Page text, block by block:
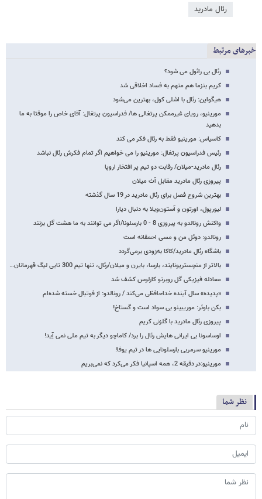
رئال مادرید
خبرهای مرتبط
رئال بی رائول می شود؟
کریم بنزما هم متهم به فساد اخلاقی شد
هیگواین: رئال با اشلی کول، بهترین می‌شود
مورینیو، رویای غیرممکن پرتغالی ها/ فدراسیون پرتغال: آقای خاص را موقتا به ما
بدهید
کاسیاس: مورینیو فقط به رئال فکر می کند
رئیس فدراسیون پرتغال: مورینیو را می خواهیم اگر تمام فکرش رئال نباشد
رئال مادرید-میلان/ رقابت دو تیم پر افتخار اروپا
پیروزی رئال مادرید مقابل آث میلان
بهترین شروع فصل برای رئال مادرید در 19 سال گذشته
لیورپول، اورتون و آستون‌ویلا به دنبال دیارا
واکنش رونالدو به پیروزی 8 - 0 بارسلونا/اگر می توانند به ما هشت گل بزنند
رونالدو: دوئل من و مسی احمقانه است
باشگاه رئال مادرید/کاکا به‌زودی برمی‌گردد
بالاتر از منچستریونایتد، بارسا، بایرن و میلان/رئال،‌ تنها تیم 300 تایی لیگ قهرمانان…
معادله فیزیکی گل روبرتو کارلوس کشف شد
«پدیده» سال آینده خداحافظی می‌کند / رونالدو: از فوتبال خسته شده‌ام
بکن باوئر: موریبینو بی سواد است و گستاخ!
پیروزی رئال مادرید با گلزنی کریم
اوساسونا بی ایرانی هایش رئال را برد/ کاماچو دیگر به تیم ملی نمی آِید!
مورینیو سرمربی بارسلونایی ها در تیم یوفا!
مورینیو:در دقیقه 2، همه اسپانیا فکر می‌کرد که نمی‌بریم
نظر شما